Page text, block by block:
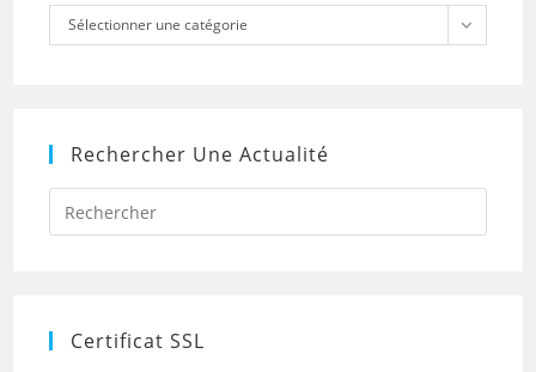
Catégories
Sélectionner une catégorie
Rechercher Une Actualité
Press
to
Certificat SSL